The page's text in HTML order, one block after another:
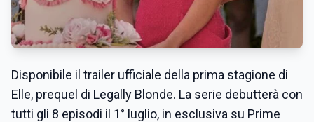
Disponibile il trailer ufficiale della prima stagione di
Elle, prequel di Legally Blonde. La serie debutterà con
tutti gli 8 episodi il 1° luglio, in esclusiva su Prime